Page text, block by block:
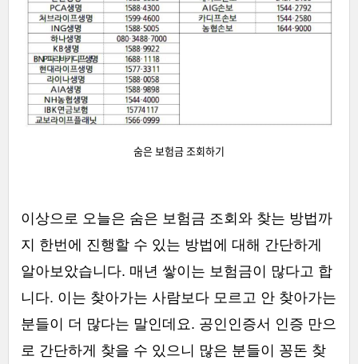
숨은 보험금 조회하기
이상으로 오늘은 숨은 보험금 조회와 찾는 방법까
지 한번에 진행할 수 있는 방법에 대해 간단하게
알아보았습니다. 매년 쌓이는 보험금이 많다고 합
니다. 이는 찾아가는 사람보다 모르고 안 찾아가는
분들이 더 많다는 말인데요. 공인인증서 인증 만으
로 간단하게 찾을 수 있으니 많은 분들이 꽁돈 찾